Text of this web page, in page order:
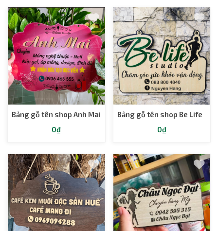
Bảng gỗ tên shop Anh Mai
0₫
Bảng gỗ tên shop Be Life
0₫